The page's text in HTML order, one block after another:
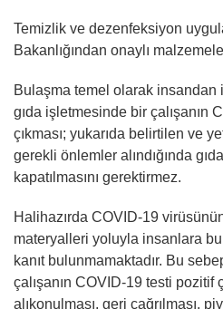
Temizlik ve dezenfeksiyon
Bakanlığından onaylı
Bulaşma temel olarak
gıda işletmesinde bir çalışanın
çıkması; yukarıda belirtilen ve
gerekli önlemler alındığında
kapatılmasını gerektirmez.
Halihazırda COVID-19
materyalleri yoluyla insanlara
kanıt bulunmamaktadır. Bu
çalışanın COVID-19 testi pozitif
alıkonulması, geri çağrılması,